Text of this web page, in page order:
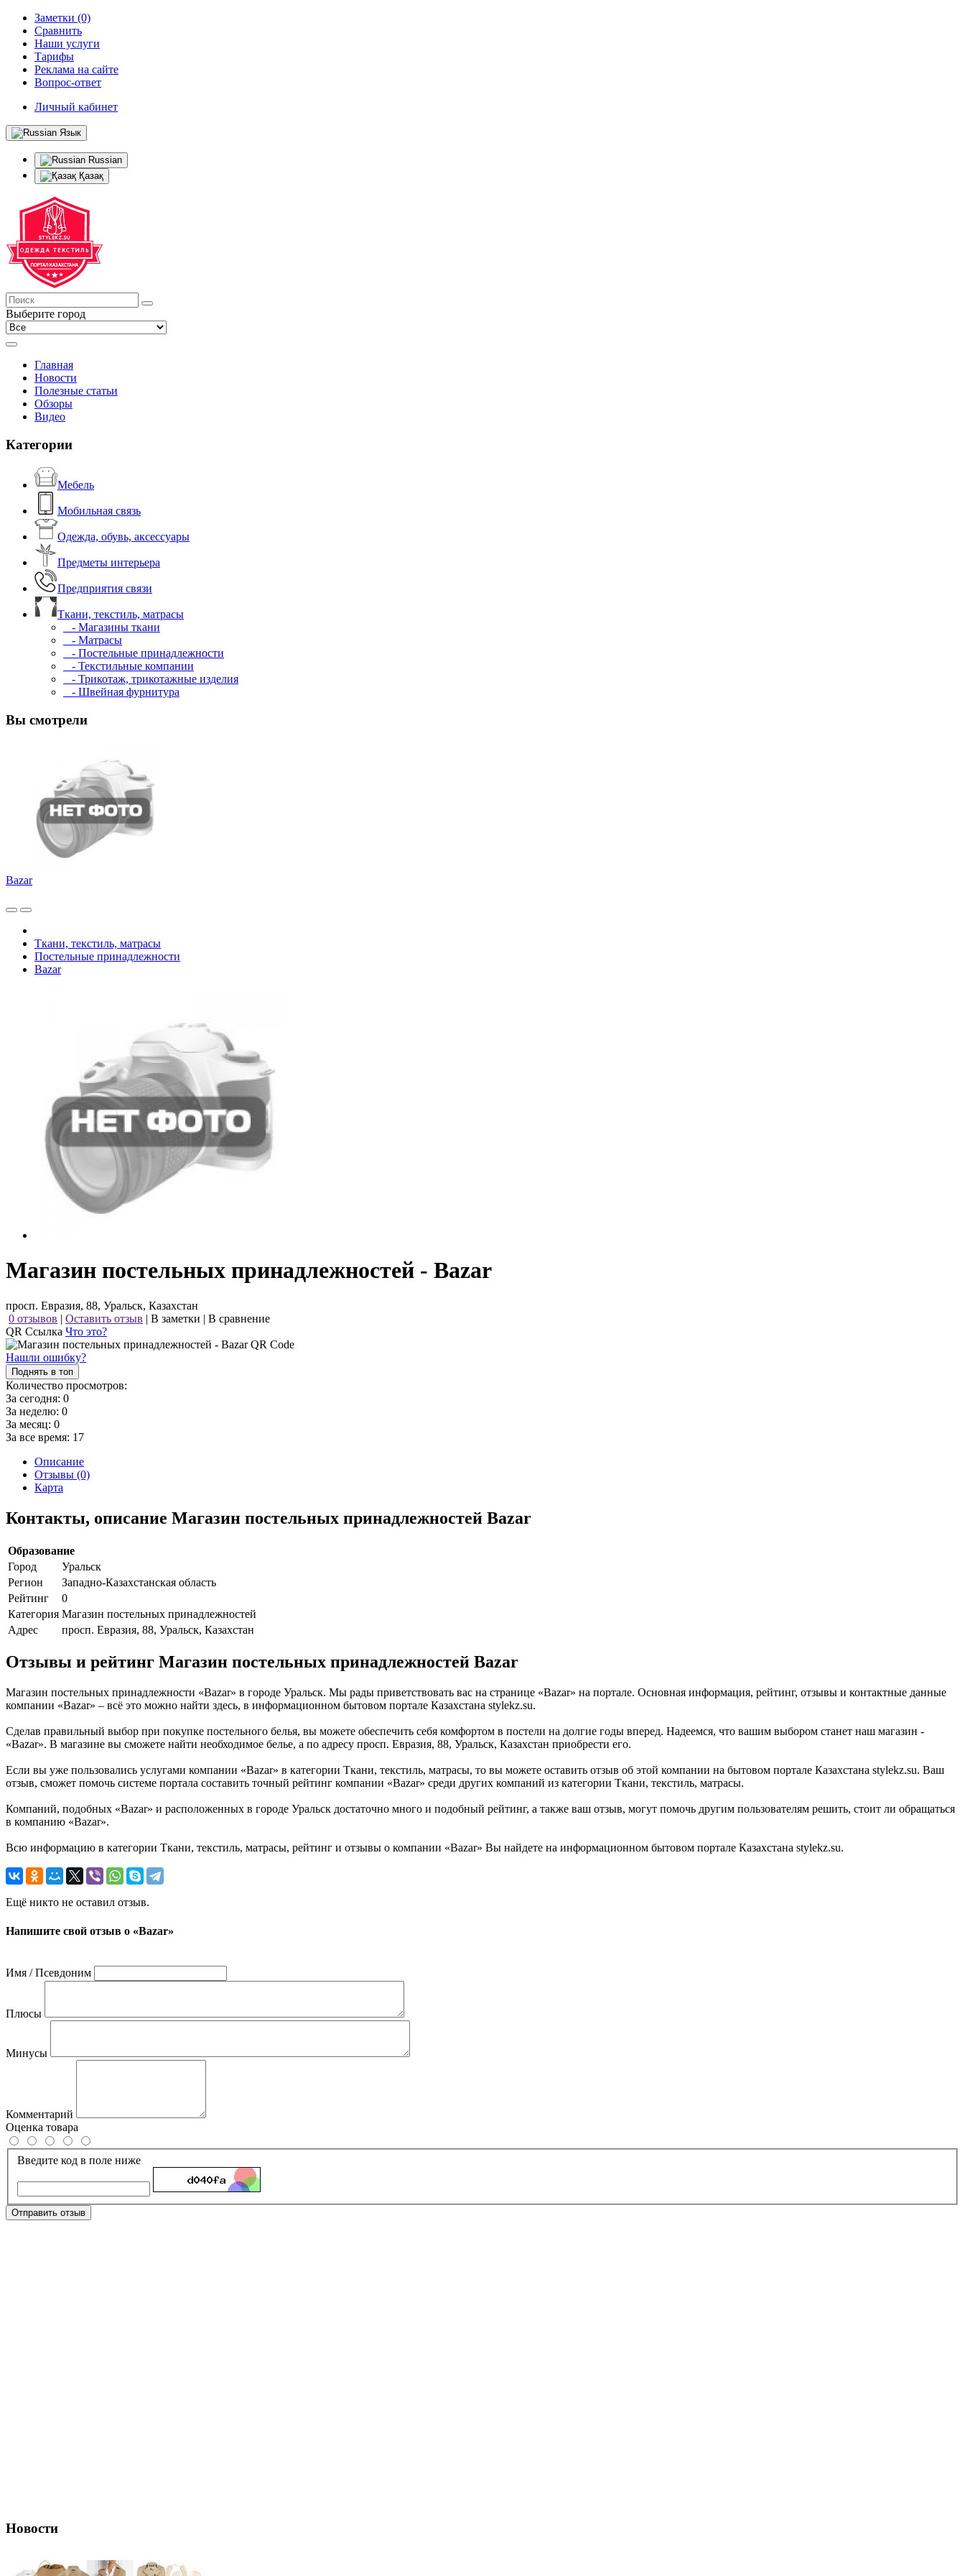
Заметки (0)
Сравнить
Наши услуги
Тарифы
Реклама на сайте
Вопрос-ответ
Личный кабинет
Язык
Russian
Қазақ
Выберите город
Главная
Новости
Полезные статьи
Обзоры
Видео
Категории
Мебель
Мобильная связь
Одежда, обувь, аксессуары
Предметы интерьера
Предприятия связи
Ткани, текстиль, матрасы
- Магазины ткани
- Матрасы
- Постельные принадлежности
- Текстильные компании
- Трикотаж, трикотажные изделия
- Швейная фурнитура
Вы смотрели
Bazar
Ткани, текстиль, матрасы
Постельные принадлежности
Bazar
Магазин постельных принадлежностей - Bazar
просп. Евразия, 88, Уральск, Казахстан
0 отзывов | Оставить отзыв | В заметки | В сравнение
QR Ссылка Что это?
Нашли ошибку?
Поднять в топ
Количество просмотров:
За сегодня: 0
За неделю: 0
За месяц: 0
За все время: 17
Описание
Отзывы (0)
Карта
Контакты, описание Магазин постельных принадлежностей Bazar
Образование
Город
Уральск
Регион
Западно-Казахстанская область
Рейтинг
0
Категория Магазин постельных принадлежностей
Адрес
просп. Евразия, 88, Уральск, Казахстан
Отзывы и рейтинг Магазин постельных принадлежностей Bazar
Магазин постельных принадлежности «Bazar» в городе Уральск. Мы рады приветствовать вас на странице «Bazar» на портале. Основная информация, рейтинг, отзывы и контактные данные
компании «Bazar» – всё это можно найти здесь, в информационном бытовом портале Казахстана stylekz.su.
Сделав правильный выбор при покупке постельного белья, вы можете обеспечить себя комфортом в постели на долгие годы вперед. Надеемся, что вашим выбором станет наш магазин -
«Bazar». В магазине вы сможете найти необходимое белье, а по адресу просп. Евразия, 88, Уральск, Казахстан приобрести его.
Если вы уже пользовались услугами компании «Bazar» в категории Ткани, текстиль, матрасы, то вы можете оставить отзыв об этой компании на бытовом портале Казахстана stylekz.su. Ваш
отзыв, сможет помочь системе портала составить точный рейтинг компании «Bazar» среди других компаний из категории Ткани, текстиль, матрасы.
Компаний, подобных «Bazar» и расположенных в городе Уральск достаточно много и подобный рейтинг, а также ваш отзыв, могут помочь другим пользователям решить, стоит ли обращаться
в компанию «Bazar».
Всю информацию в категории Ткани, текстиль, матрасы, рейтинг и отзывы о компании «Bazar» Вы найдете на информационном бытовом портале Казахстана stylekz.su.
Ещё никто не оставил отзыв.
Напишите свой отзыв о «Bazar»
Имя / Псевдоним
Плюсы
Минусы
Комментарий
Оценка товара
Введите код в поле ниже
Отправить отзыв
Новости